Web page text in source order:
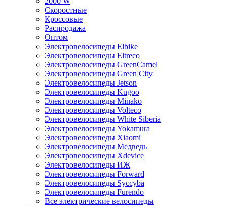
Скоростные
Кроссовые
Распродажа
Оптом
Электровелосипеды Elbike
Электровелосипеды Eltreco
Электровелосипеды GreenCamel
Электровелосипеды Green City
Электровелосипеды Jetson
Электровелосипеды Kugoo
Электровелосипеды Minako
Электровелосипеды Volteco
Электровелосипеды White Siberia
Электровелосипеды Yokamura
Электровелосипеды Xiaomi
Электровелосипеды Медведь
Электровелосипеды Xdevice
Электровелосипеды ИЖ
Электровелосипеды Forward
Электровелосипеды Syccyba
Электровелосипеды Furendo
Все электрические велосипеды